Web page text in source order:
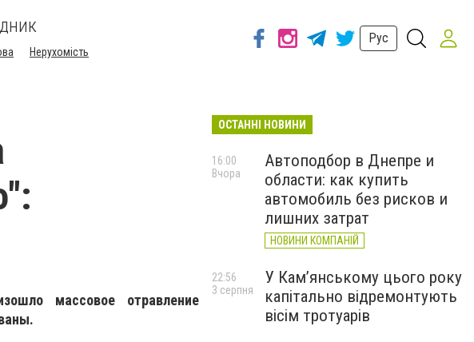
Нерухомість
Рус
массовое отравление
ОСТАННІ НОВИНИ
Автоподбор в Днепре и
области: как купить
автомобиль без рисков и
лишних затрат
НОВИНИ КОМПАНІЙ
16:00
Вчора
У Кам’янському цього року
капітально відремонтують
вісім тротуарів
22:56
3 серпня